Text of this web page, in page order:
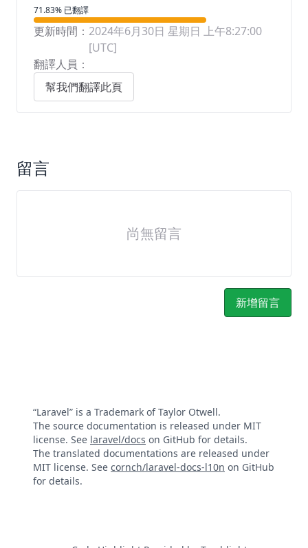
翻譯進度
71.83% 已翻譯
更新時間： 2024年6月30日 星期日 上午8:27:00
[UTC]
翻譯人員：
幫我們翻譯此頁
留言
尚無留言
新增留言
“Laravel” is a Trademark of Taylor Otwell.
The source documentation is released under MIT
license. See laravel/docs on GitHub for details.
The translated documentations are released under
MIT license. See cornch/laravel-docs-l10n on GitHub
for details.